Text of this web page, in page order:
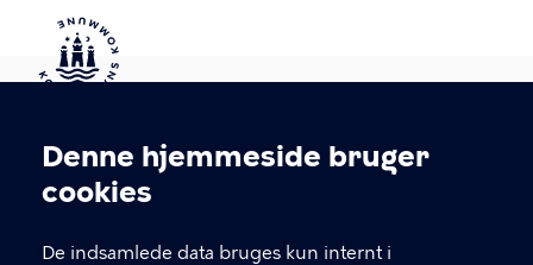
Cookieindstillinger
Denne hjemmeside bruger
cookies
De indsamlede data bruges kun internt i
Kontakt Københavns Kommune
T
fFind andre kontakter her